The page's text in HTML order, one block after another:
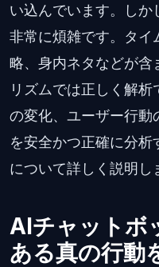
い込んでいます。しか
非常に煩雑です。タイ
略、身内ネタなどが含
リズムでは正しく解
の変化、ユーザー行動
を安全かつ正確に分
について詳しく説明し
AIチャットボ
ある真の行動